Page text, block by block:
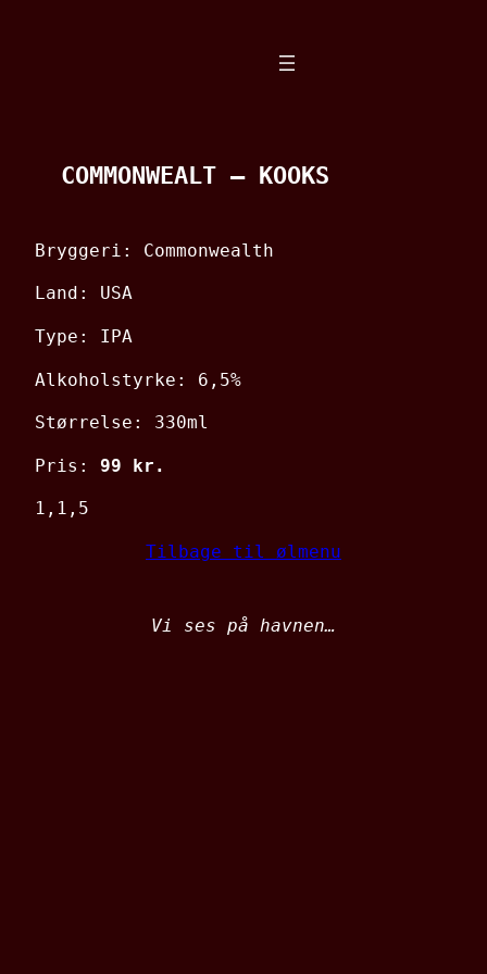
COMMONWEALT – KOOKS
Bryggeri: Commonwealth
Land: USA
Type: IPA
Alkoholstyrke: 6,5%
Størrelse: 330ml
Pris: 99 kr.
1,1,5
Tilbage til ølmenu
Vi ses på havnen…